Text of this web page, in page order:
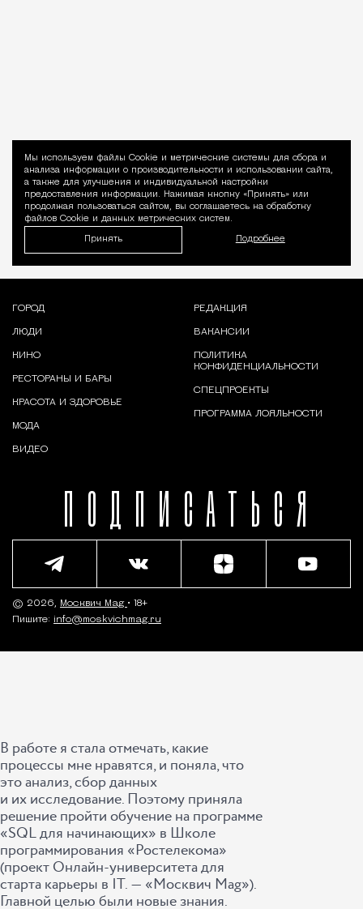
В работе я стала отмечать, какие
процессы мне нравятся, и поняла, что
это анализ, сбор данных
и их исследование. Поэтому приняла
решение пройти обучение на программе
«SQL для начинающих» в Школе
программирования «Ростелекома»
(проект Онлайн-университета для
старта карьеры в IT. ― «Москвич Mag»).
Главной целью были новые знания.
TЧеловек с навигатором: какими
Уведомление
Мы используем файлы Сookie и метрические системы для сбора и
анализа информации о производительности и использовании сайта,
а также для улучшения и индивидуальной настройки
предоставления информации. Нажимая кнопку «Принять» или
продолжая пользоваться сайтом, вы соглашаетесь на обработку
файлов Cookie и данных метрических систем.
Принять Подробнее
ПОДПИСАТЬСЯ
ГОРОД
ЛЮДИ
КИНО
РЕСТОРАНЫ И БАРЫ
КРАСОТА И ЗДОРОВЬЕ
МОДА
ВИДЕО
РЕДАКЦИЯ
ВАКАНСИИ
ПОЛИТИКА
КОНФИДЕНЦИАЛЬНОСТИ
СПЕЦПРОЕКТЫ
ПРОГРАММА ЛОЯЛЬНОСТИ
© 2026, Москвич Mag • 18+
Пишите: info@moskvichmag.ru